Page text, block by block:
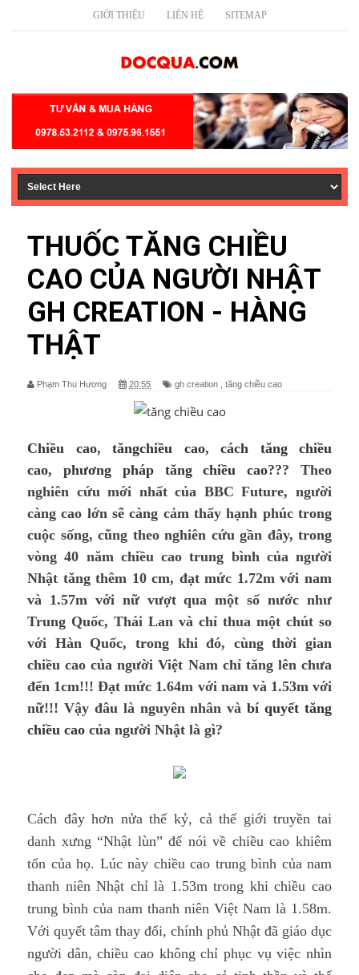
GIỚI THIỆU LIÊN HỆ SITEMAP
THUỐC TĂNG CHIỀU
CAO CỦA NGƯỜI NHẬT
GH CREATION - HÀNG
THẬT
Phạm Thu Hương 20:55 gh creation tăng chiều cao
Chiều cao, tăngchiều cao, cách tăng chiều
cao, phương pháp tăng chiều cao??? Theo
nghiên cứu mới nhất của BBC Future, người
càng cao lớn sẽ càng cảm thấy hạnh phúc trong
cuộc sống, cũng theo nghiên cứu gần đây, trong
vòng 40 năm chiều cao trung bình của người
Nhật tăng thêm 10 cm, đạt mức 1.72m với nam
và 1.57m với nữ vượt qua một số nước như
Trung Quốc, Thái Lan và chỉ thua một chút so
với Hàn Quốc, trong khi đó, cùng thời gian
chiều cao của người Việt Nam chỉ tăng lên chưa
đến 1cm!!! Đạt mức 1.64m với nam và 1.53m với
nữ!!! Vậy đâu là nguyên nhân vàbí quyết tăng
chiều cao của người Nhật là gì?
Cách đây hơn nửa thế kỷ, cả thế giới truyền tai
danh xưng “Nhật lùn” để nói về chiều cao khiêm
tốn của họ. Lúc này chiều cao trung bình của nam
thanh niên Nhật chỉ là 1.53m trong khi chiều cao
trung bình của nam thanh niên Việt Nam là 1.58m.
Với quyết tâm thay đổi, chính phủ Nhật đã giáo dục
người dân, chiều cao không chỉ phục vụ việc nhìn